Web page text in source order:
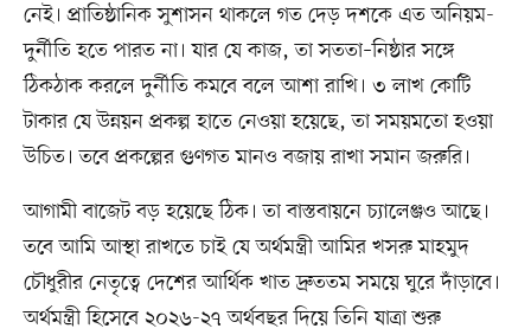
নেই। প্রাতিষ্ঠানিক সুশাসন থাকলে গত দেড় দশকে এত অনিয়ম-
দুর্নীতি হতে পারত না। যার যে কাজ, তা সততা–নিষ্ঠার সঙ্গে
ঠিকঠাক করলে দুর্নীতি কমবে বলে আশা রাখি। ৩ লাখ কোটি
টাকার যে উন্নয়ন প্রকল্প হাতে নেওয়া হয়েছে, তা সময়মতো হওয়া
উচিত। তবে প্রকল্পের গুণগত মানও বজায় রাখা সমান জরুরি।
আগামী বাজেট বড় হয়েছে ঠিক। তা বাস্তবায়নে চ্যালেঞ্জও আছে।
তবে আমি আস্থা রাখতে চাই যে অর্থমন্ত্রী আমির খসরু মাহমুদ
চৌধুরীর নেতৃত্বে দেশের আর্থিক খাত দ্রুততম সময়ে ঘুরে দাঁড়াবে।
অর্থমন্ত্রী হিসেবে ২০২৬-২৭ অর্থবছর দিয়ে তিনি যাত্রা শুরু